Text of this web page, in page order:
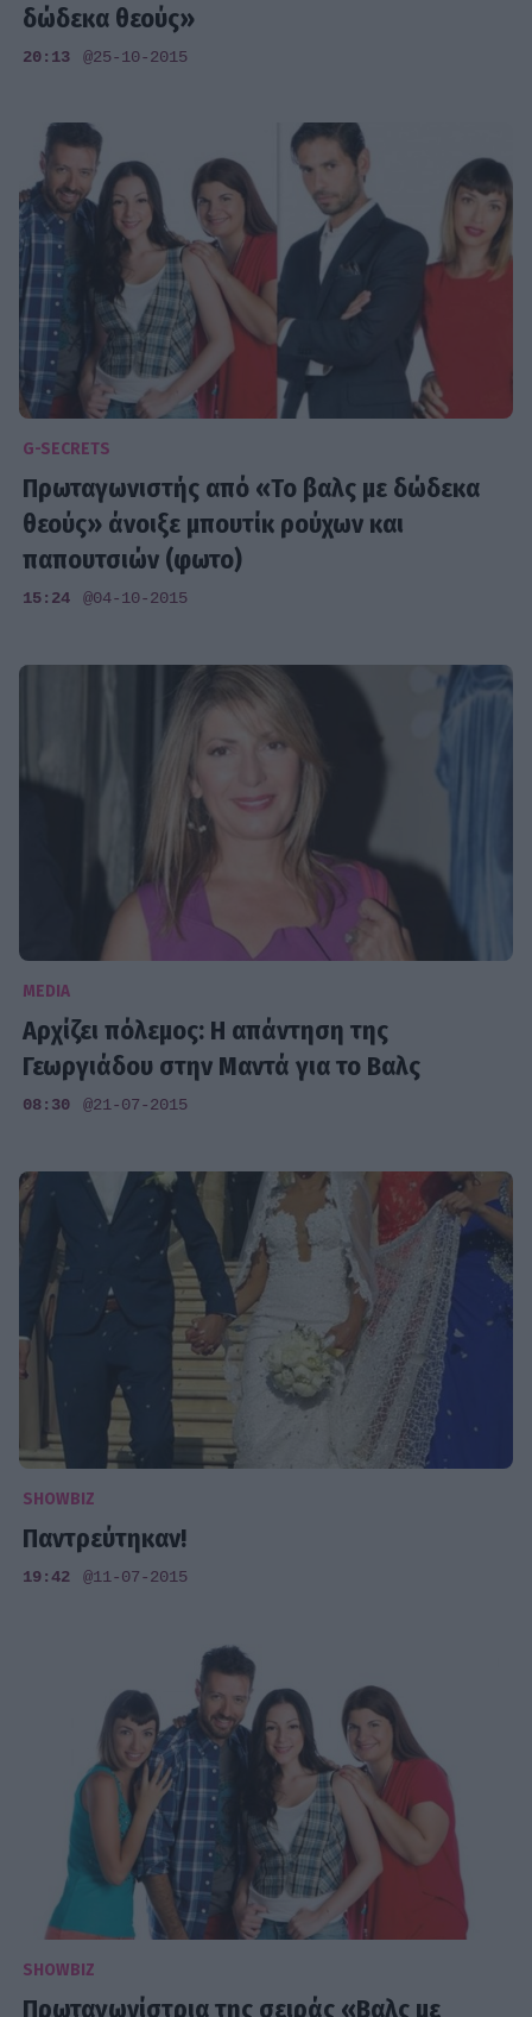
δώδεκα θεούς»
20:13 @25-10-2015
G-SECRETS
Πρωταγωνιστής από «Το βαλς με δώδεκα
θεούς» άνοιξε μπουτίκ ρούχων και
παπουτσιών (φωτο)
15:24 @04-10-2015
MEDIA
Αρχίζει πόλεμος: Η απάντηση της
Γεωργιάδου στην Μαντά για το Βαλς
08:30 @21-07-2015
SHOWBIZ
Παντρεύτηκαν!
19:42 @11-07-2015
SHOWBIZ
Πρωταγωνίστρια της σειράς «Βαλς με